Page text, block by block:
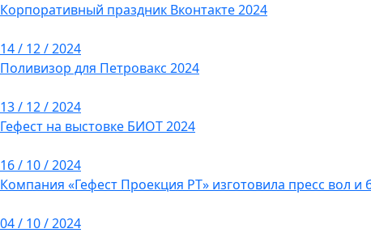
Корпоративный праздник Вконтакте 2024
14 / 12 / 2024
Поливизор для Петровакс 2024
13 / 12 / 2024
Гефест на выстовке БИОТ 2024
16 / 10 / 2024
Компания «Гефест Проекция РТ» изготовила пресс вол
04 / 10 / 2024